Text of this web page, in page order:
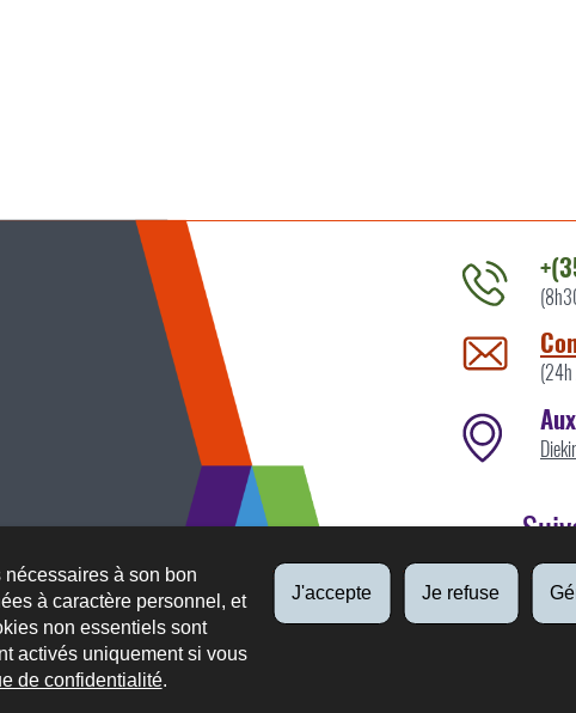
à son bon
à caractère personnel, et
non essentiels sont
activés uniquement si vous
de confidentialité.
J'accepte Je refuse
Contacter
l'ITM
par
Protection des données